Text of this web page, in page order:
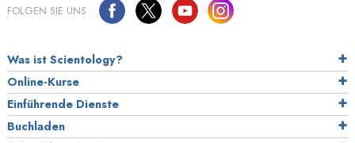
FOLGEN SIE UNS
Was ist Scientology?
Online-Kurse
Einführende Dienste
Buchladen